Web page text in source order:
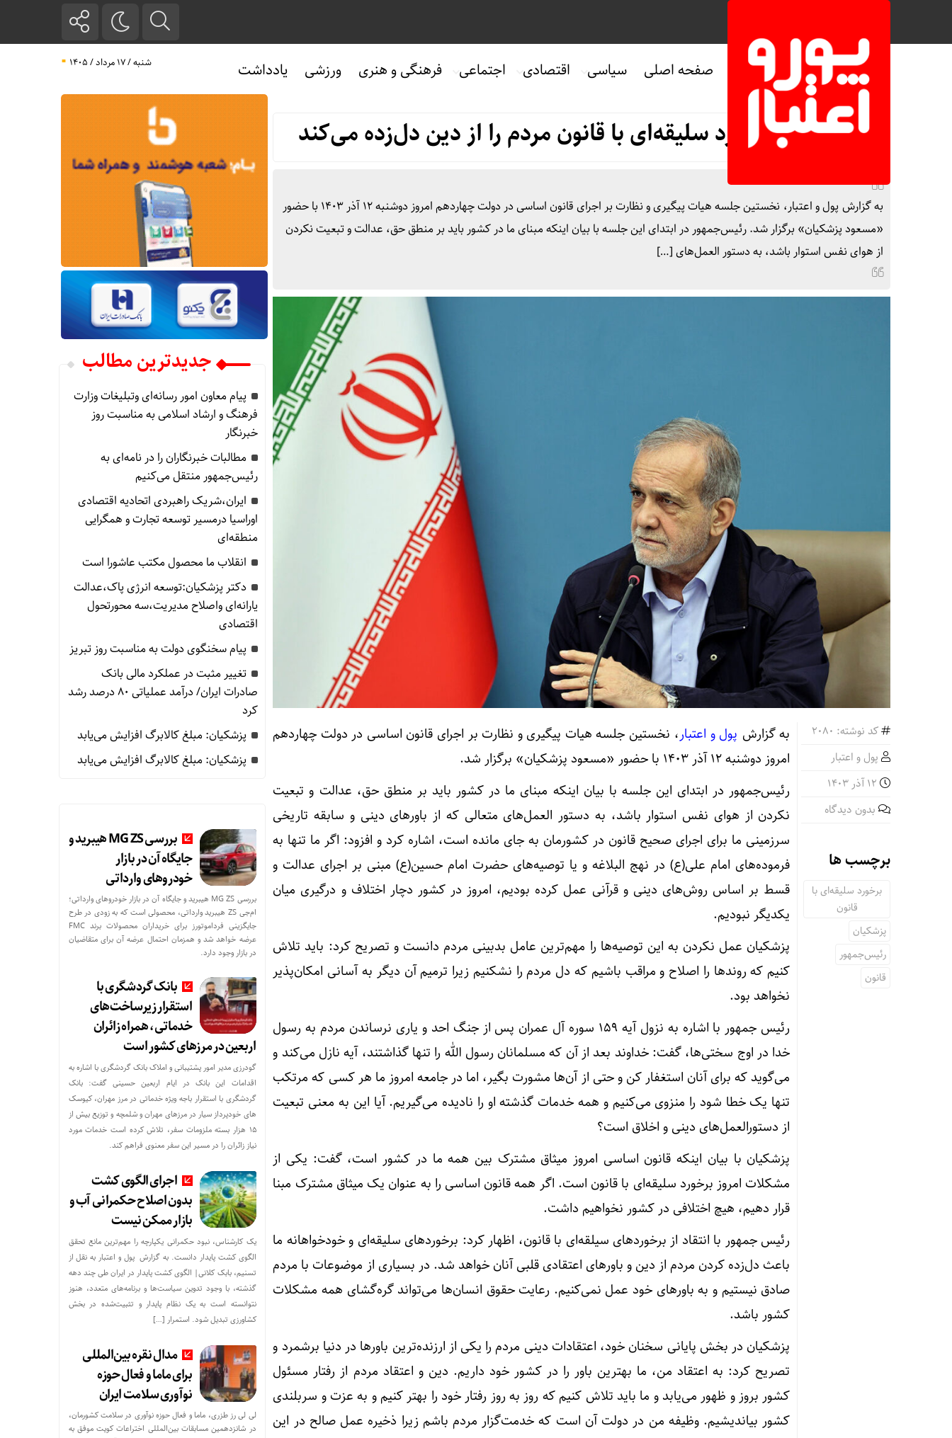
صفحه اصلی سیاسی اقتصادی اجتماعی فرهنگی و هنری ورزشی یادداشت شنبه / ۱۷ مرداد / ۱۴۰۵
صفحه نخست سیاسی ویژه
پزشکیان: برخورد سلیقه‌ای با قانون مردم را از دین دل‌زده می‌کند
به گزارش پول و اعتبار، نخستین جلسه هیات پیگیری و نظارت بر اجرای قانون اساسی در دولت چهاردهم امروز دوشنبه ۱۲ آذر ۱۴۰۳ با حضور
«مسعود پزشکیان» برگزار شد. رئیس‌جمهور در ابتدای این جلسه با بیان اینکه مبنای ما در کشور باید بر منطق حق، عدالت و تبعیت نکردن
از هوای نفس استوار باشد، به دستور العمل‌های […]
کد نوشته: 2080
پول و اعتبار
بدون دیدگاه
برچسب ها
برخورد سلیقه‌ای با
قانون
پزشکیان
رئیس‌جمهور
قانون
به گزارش پول و اعتبار، نخستین جلسه هیات پیگیری و نظارت بر اجرای قانون اساسی در دولت چهاردهم
امروز دوشنبه ۱۲ آذر ۱۴۰۳ با حضور «مسعود پزشکیان» برگزار شد.
رئیس‌جمهور در ابتدای این جلسه با بیان اینکه مبنای ما در کشور باید بر منطق حق، عدالت و تبعیت
نکردن از هوای نفس استوار باشد، به دستور العمل‌های متعالی که از باورهای دینی و سابقه تاریخی
سرزمینی ما برای اجرای صحیح قانون در کشورمان به جای مانده است، اشاره کرد و افزود: اگر ما تنها به
فرموده‌های امام علی(ع) در نهج البلاغه و یا توصیه‌های حضرت امام حسین(ع) مبنی بر اجرای عدالت و
قسط بر اساس روش‌های دینی و قرآنی عمل کرده بودیم، امروز در کشور دچار اختلاف و درگیری میان
یکدیگر نبودیم.
پزشکیان عمل نکردن به این توصیه‌ها را مهم‌ترین عامل بدبینی مردم دانست و تصریح کرد: باید تلاش
کنیم که روندها را اصلاح و مراقب باشیم که دل مردم را نشکنیم زیرا ترمیم آن دیگر به آسانی امکان‌پذیر
نخواهد بود.
رئیس جمهور با اشاره به نزول آیه ۱۵۹ سوره آل عمران پس از جنگ احد و یاری نرساندن مردم به رسول
خدا در اوج سختی‌ها، گفت: خداوند بعد از آن که مسلمانان رسول الله را تنها گذاشتند، آیه نازل می‌کند و
می‌گوید که برای آنان استغفار کن و حتی از آن‌ها مشورت بگیر، اما در جامعه امروز ما هر کسی که مرتکب
تنها یک خطا شود را منزوی می‌کنیم و همه خدمات گذشته او را نادیده می‌گیریم. آیا این به معنی تبعیت
از دستورالعمل‌های دینی و اخلاق است؟
پزشکیان با بیان اینکه قانون اساسی امروز میثاق مشترک بین همه ما در کشور است، گفت: یکی از
مشکلات امروز برخورد سلیقه‌ای با قانون است. اگر همه قانون اساسی را به عنوان یک میثاق مشترک مبنا
قرار دهیم، هیچ اختلافی در کشور نخواهیم داشت.
رئیس جمهور با انتقاد از برخوردهای سیلقه‌ای با قانون، اظهار کرد: برخوردهای سلیقه‌ای و خودخواهانه ما
باعث دل‌زده کردن مردم از دین و باورهای اعتقادی قلبی آنان خواهد شد. در بسیاری از موضوعات با مردم
صادق نیستیم و به باورهای خود عمل نمی‌کنیم. رعایت حقوق انسان‌ها می‌تواند گره‌گشای همه مشکلات
کشور باشد.
پزشکیان در بخش پایانی سخنان خود، اعتقادات دینی مردم را یکی از ارزنده‌ترین باورها در دنیا برشمرد و
تصریح کرد: به اعتقاد من، ما بهترین باور را در کشور خود داریم. دین و اعتقاد مردم از رفتار مسئول
کشور بروز و ظهور می‌یابد و ما باید تلاش کنیم که روز به روز رفتار خود را بهتر کنیم و به عزت و سربلندی
کشور بیاندیشیم. وظیفه من در دولت آن است که خدمت‌گزار مردم باشم زیرا ذخیره عمل صالح در این
جدیدترین مطالب
پیام معاون امور رسانه‌ای وتبلیغات وزارت
فرهنگ و ارشاد اسلامی به مناسبت روز
خبرنگار
مطالبات خبرنگاران را در نامه‌ای به
رئیس‌جمهور منتقل می‌کنیم
ایران،شریک راهبردی اتحادیه اقتصادی
اوراسیا درمسیر توسعه تجارت و همگرایی
منطقه‌ای
انقلاب ما محصول مکتب عاشورا است
دکتر پزشکیان:توسعه انرژی پاک،عدالت
یارانه‌ای واصلاح مدیریت،سه محورتحول
اقتصادی
پیام سخنگوی دولت به مناسبت روز تبریز
تغییر مثبت در عملکرد مالی بانک
صادرات ایران/ درآمد عملیاتی 80 درصد رشد
کرد
پزشکیان: مبلغ کالابرگ افزایش می‌یابد
پزشکیان: مبلغ کالابرگ افزایش می‌یابد
بررسی MG ZS هیبرید و
جایگاه آن در بازار
خودروهای وارداتی
بررسی MG ZS هیبرید و جایگاه آن در بازار خودروهای وارداتی؛
ام‌جی ZS هیبرید وارداتی، محصولی است که به زودی در طرح
جایگزینی فرداموتورز برای خریداران محصولات برند FMC
عرضه خواهد شد و همزمان احتمال عرضه آن برای متقاضیان
در بازار وجود دارد.
بانک گردشگری با
استقرار زیرساخت‌های
خدماتی، همراه زائران
اربعین در مرزهای کشور است
گودرزی مدیر امور پشتیبانی و املاک بانک گردشگری با اشاره به
اقدامات این بانک در ایام اربعین حسینی گفت: بانک
گردشگری با استقرار باجه ویژه خدماتی در مرز مهران، کیوسک
های خودپرداز سیار در مرزهای مهران و شلمچه و توزیع بیش از
۱۵ هزار بسته ملزومات سفر، تلاش کرده است خدمات مورد
نیاز زائران را در مسیر این سفر معنوی فراهم کند.
اجرای الگوی کشت
بدون اصلاح حکمرانی آب و
بازار ممکن نیست
یک کارشناس، نبود حکمرانی یکپارچه را مهم‌ترین مانع تحقق
الگوی کشت پایدار دانست. به گزارش پول و اعتبار به نقل از
تسنیم، بابک کلانی| الگوی کشت پایدار در ایران طی چند دهه
گذشته، با وجود تدوین سیاست‌ها و برنامه‌های متعدد، هنوز
نتوانسته است به یک نظام پایدار و تثبیت‌شده در بخش
کشاورزی تبدیل شود. استمرار […]
مدال نقره بین‌المللی
برای ماما و فعال حوزه
نوآوری سلامت ایران
لی لی رز طزری، ماما و فعال حوزه نوآوری در سلامت کشورمان،
در شانزدهمین مسابقات بین‌المللی اختراعات کویت موفق به